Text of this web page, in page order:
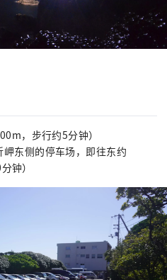
，步行约5分钟）
东侧的停车场，即往东约
钟）